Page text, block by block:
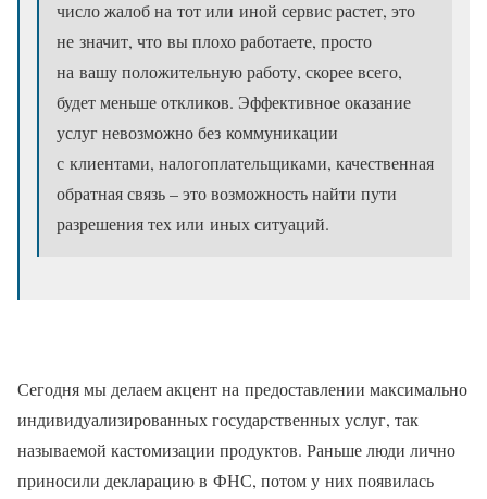
число жалоб на тот или иной сервис растет, это
не значит, что вы плохо работаете, просто
на вашу положительную работу, скорее всего,
будет меньше откликов. Эффективное оказание
услуг невозможно без коммуникации
с клиентами, налогоплательщиками, качественная
обратная связь – это возможность найти пути
разрешения тех или иных ситуаций.
Сегодня мы делаем акцент на предоставлении максимально
индивидуализированных государственных услуг, так
называемой кастомизации продуктов. Раньше люди лично
приносили декларацию в ФНС, потом у них появилась